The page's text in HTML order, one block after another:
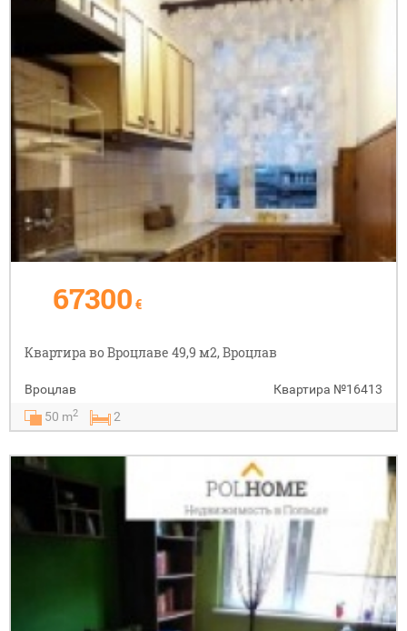
67300 €
Квартира во Вроцлаве 49,9 м2, Вроцлав
Вроцлав Квартира №16413
50 m2 2